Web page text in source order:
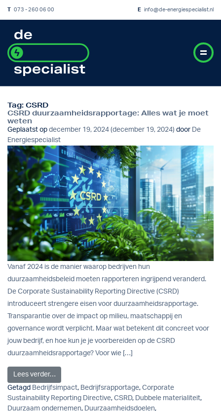
073 - 260 06 00 E info@de-energiespecialist.nl
Tag: CSRD
CSRD duurzaamheidsrapportage: Alles wat je moet
weten
Geplaatst op december 19, 2024 (december 19, 2024) door De
Energiespecialist
Vanaf 2024 is de manier waarop bedrijven hun
duurzaamheidsbeleid moeten rapporteren ingrijpend veranderd.
De Corporate Sustainability Reporting Directive (CSRD)
introduceert strengere eisen voor duurzaamheidsrapportage.
Transparantie over de impact op milieu, maatschappij en
governance wordt verplicht. Maar wat betekent dit concreet voor
jouw bedrijf, en hoe kun je je voorbereiden op de CSRD
duurzaamheidsrapportage? Voor wie […]
Lees verder…from CSRD duurzaamheidsrapportage: Alles wat je
Getagd Bedrijfsimpact, Bedrijfsrapportage, Corporate
Sustainability Reporting Directive, CSRD, Dubbele materialiteit,
Duurzaam ondernemen, Duurzaamheidsdoelen,